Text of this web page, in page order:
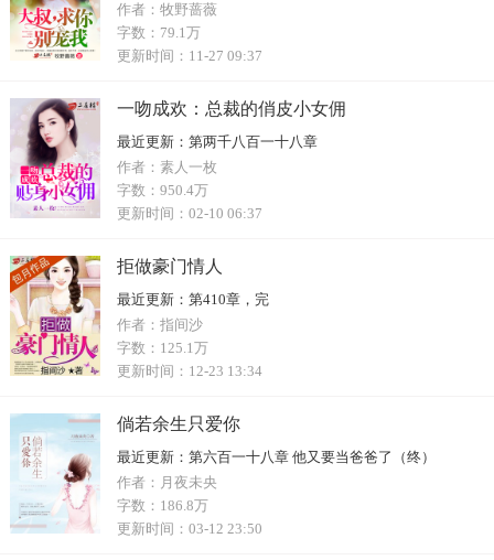
作者： 牧野蔷薇
字数： 79.1万
更新时间： 11-27 09:37
一吻成欢：总裁的俏皮小女佣
最近更新： 第两千八百一十八章
作者： 素人一枚
字数： 950.4万
更新时间： 02-10 06:37
拒做豪门情人
最近更新： 第410章，完
作者： 指间沙
字数： 125.1万
更新时间： 12-23 13:34
倘若余生只爱你
最近更新： 第六百一十八章 他又要当爸爸了（终）
作者： 月夜未央
字数： 186.8万
更新时间： 03-12 23:50